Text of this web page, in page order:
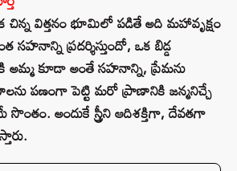
చిన్న విత్తనం భూమిలో పడితే అది మహావృక్షం
ప్రదర్శిస్తుందో, ఒక బిడ్డ
అమ్మ కూడా అంతే సహనాన్ని, ప్రేమను
పణంగా పెట్టి మరో ప్రాణానికి జన్మనిచ్చే
సొంతం. అందుకే స్త్రీని ఆదిశక్తిగా, దేవతగా